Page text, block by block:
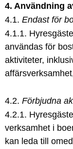
4. Användning
4.1. Endast för
4.1.1.
användas för
aktiviteter,
4.2. Förbjudna
4.2.1.
verksamhet i
kan leda till